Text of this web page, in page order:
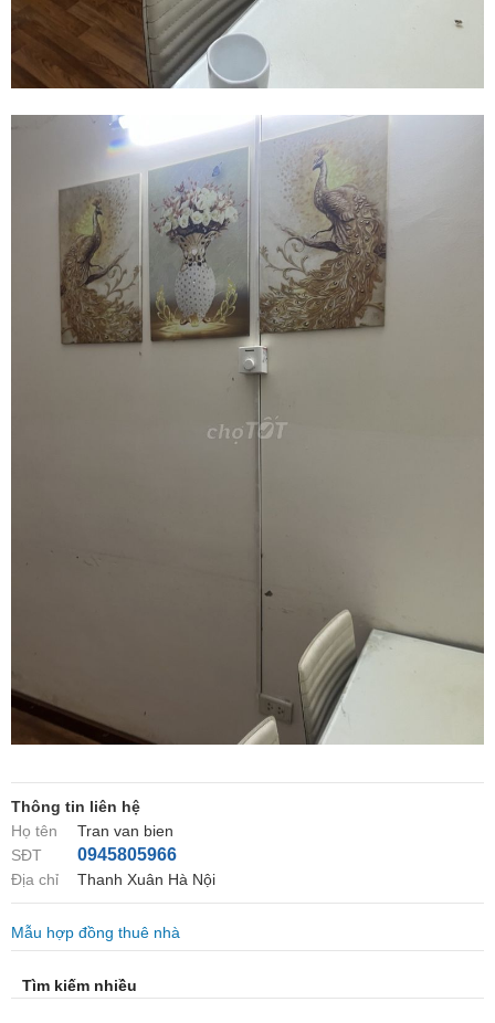
Thông tin liên hệ
Họ tên
Tran van bien
SĐT
0945805966
Địa chỉ Thanh Xuân Hà Nội
Mẫu hợp đồng thuê nhà
Tìm kiếm nhiều